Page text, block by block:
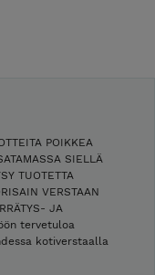
POIKKEA
SIELLÄ
TUOTETTA
VERSTAAN
JA
tervetuloa
kotiverstaalla